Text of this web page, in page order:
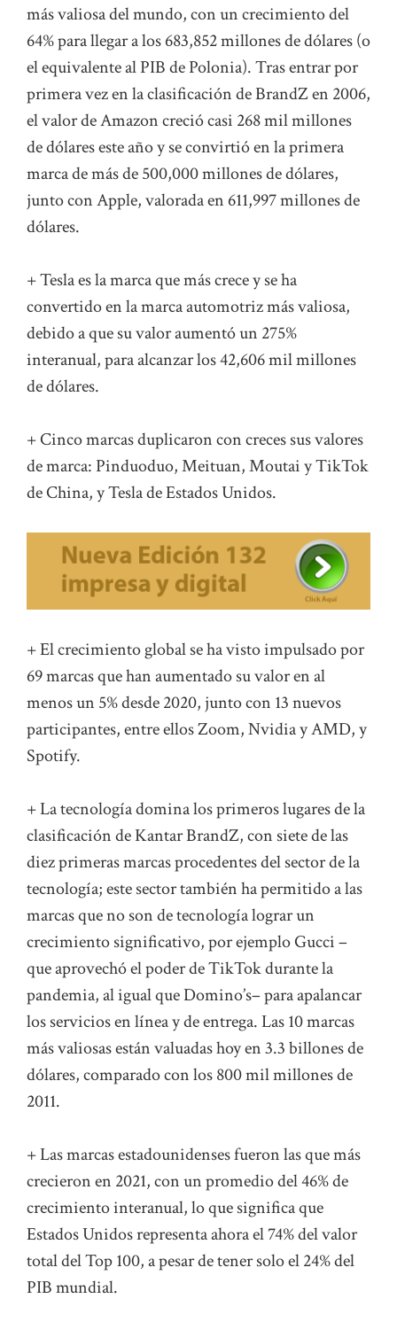
más valiosa del mundo, con un crecimiento del
64% para llegar a los 683,852 millones de dólares (o
el equivalente al PIB de Polonia). Tras entrar por
primera vez en la clasificación de BrandZ en 2006,
el valor de Amazon creció casi 268 mil millones
de dólares este año y se convirtió en la primera
marca de más de 500,000 millones de dólares,
junto con Apple, valorada en 611,997 millones de
dólares.
+ Tesla es la marca que más crece y se ha
convertido en la marca automotriz más valiosa,
debido a que su valor aumentó un 275%
interanual, para alcanzar los 42,606 mil millones
de dólares.
+ Cinco marcas duplicaron con creces sus valores
de marca: Pinduoduo, Meituan, Moutai y TikTok
de China, y Tesla de Estados Unidos.
+ El crecimiento global se ha visto impulsado por
69 marcas que han aumentado su valor en al
menos un 5% desde 2020, junto con 13 nuevos
participantes, entre ellos Zoom, Nvidia y AMD, y
Spotify.
+ La tecnología domina los primeros lugares de la
clasificación de Kantar BrandZ, con siete de las
diez primeras marcas procedentes del sector de la
tecnología; este sector también ha permitido a las
marcas que no son de tecnología lograr un
crecimiento significativo, por ejemplo Gucci –
que aprovechó el poder de TikTok durante la
pandemia, al igual que Domino’s– para apalancar
los servicios en línea y de entrega. Las 10 marcas
más valiosas están valuadas hoy en 3.3 billones de
dólares, comparado con los 800 mil millones de
2011.
+ Las marcas estadounidenses fueron las que más
crecieron en 2021, con un promedio del 46% de
crecimiento interanual, lo que significa que
Estados Unidos representa ahora el 74% del valor
total del Top 100, a pesar de tener solo el 24% del
PIB mundial.